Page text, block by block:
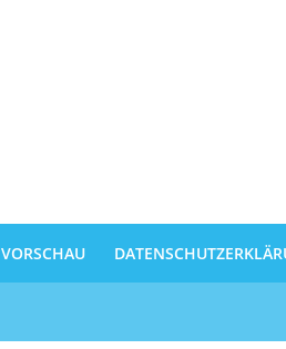
VORSCHAU